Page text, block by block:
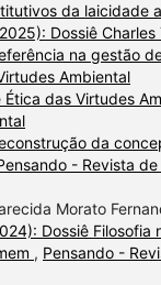
da laicidade
Dossiê Charles
na gestão
Ambiental
das Virtudes
da
- Revista
Morato
Dossiê Filosofia
, Pensando -